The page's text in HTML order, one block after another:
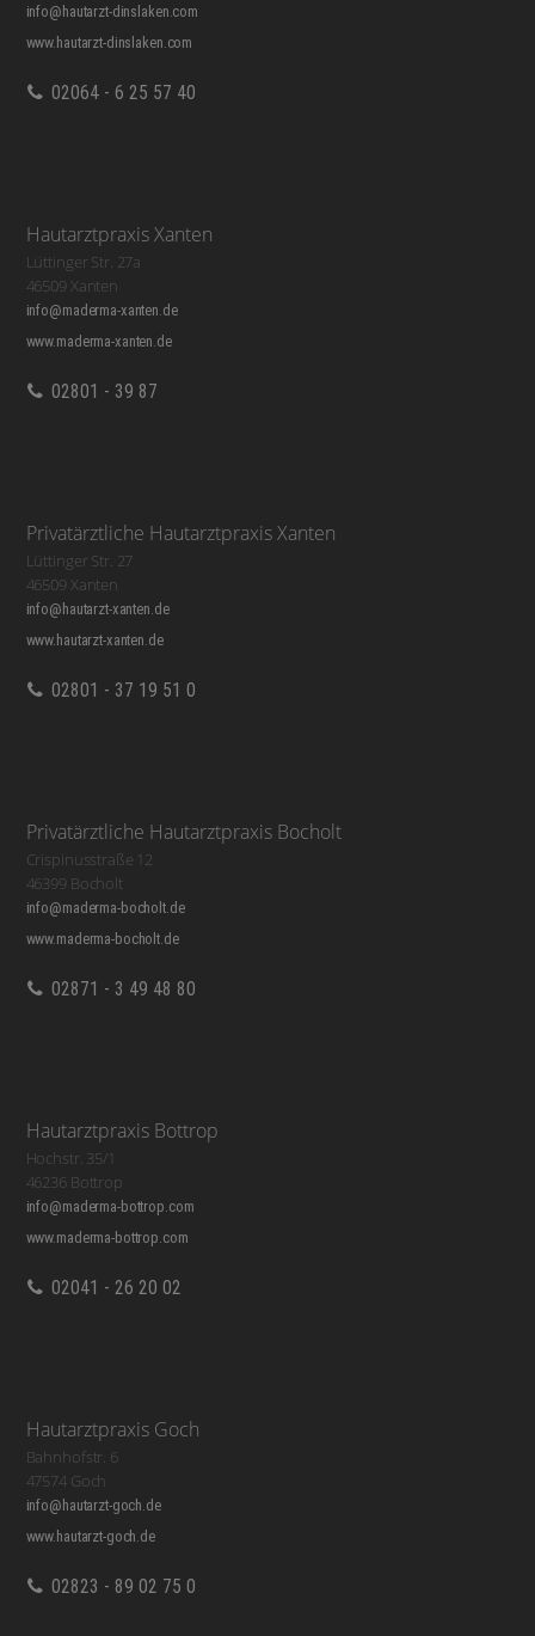
info@hautarzt-dinslaken.com
www.hautarzt-dinslaken.com
02064 - 6 25 57 40
Hautarztpraxis Xanten
Lüttinger Str. 27a
46509 Xanten
info@maderma-xanten.de
www.maderma-xanten.de
02801 - 39 87
Privatärztliche Hautarztpraxis Xanten
Lüttinger Str. 27
46509 Xanten
info@hautarzt-xanten.de
www.hautarzt-xanten.de
02801 - 37 19 51 0
Privatärztliche Hautarztpraxis Bocholt
Crispinusstraße 12
46399 Bocholt
info@maderma-bocholt.de
www.maderma-bocholt.de
02871 - 3 49 48 80
Hautarztpraxis Bottrop
Hochstr. 35/1
46236 Bottrop
info@maderma-bottrop.com
www.maderma-bottrop.com
02041 - 26 20 02
Hautarztpraxis Goch
Bahnhofstr. 6
47574 Goch
info@hautarzt-goch.de
www.hautarzt-goch.de
02823 - 89 02 75 0